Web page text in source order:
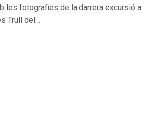
les fotografies de la darrera excursió a
Trull del…